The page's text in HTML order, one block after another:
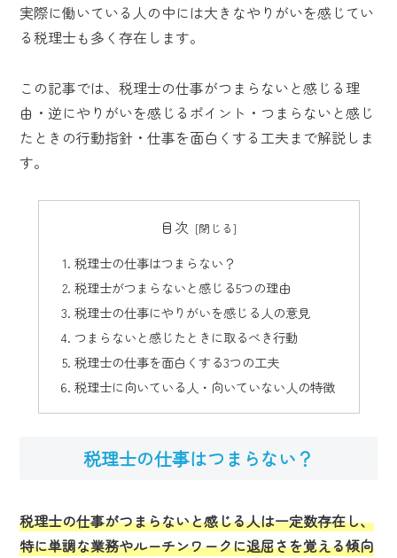
実際に働いている人の中には大きなやりがいを感じてい
る税理士も多く存在します。
この記事では、税理士の仕事がつまらないと感じる理
由・逆にやりがいを感じるポイント・つまらないと感じ
たときの行動指針・仕事を面白くする工夫まで解説しま
す。
目次
税理士の仕事はつまらない？
税理士がつまらないと感じる5つの理由
税理士の仕事にやりがいを感じる人の意見
つまらないと感じたときに取るべき行動
税理士の仕事を面白くする3つの工夫
税理士に向いている人・向いていない人の特徴
税理士の仕事はつまらない？
税理士の仕事がつまらないと感じる人は一定数存在し、
特に単調な業務やルーチンワークに退屈さを覚える傾向